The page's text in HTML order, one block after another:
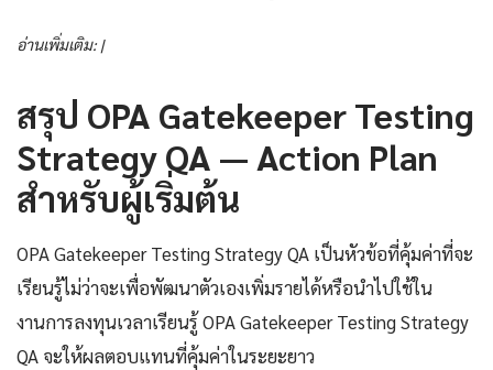
อ่านเพิ่มเติม: |
สรุป OPA Gatekeeper Testing
Strategy QA — Action Plan
สำหรับผู้เริ่มต้น
OPA Gatekeeper Testing Strategy QA เป็นหัวข้อที่คุ้มค่าที่จะ
เรียนรู้ไม่ว่าจะเพื่อพัฒนาตัวเองเพิ่มรายได้หรือนำไปใช้ใน
งานการลงทุนเวลาเรียนรู้ OPA Gatekeeper Testing Strategy
QA จะให้ผลตอบแทนที่คุ้มค่าในระยะยาว